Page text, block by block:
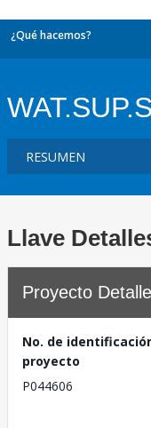
¿Qué hacemos?
Llave
Proyecto
No. de
proyecto
P044606